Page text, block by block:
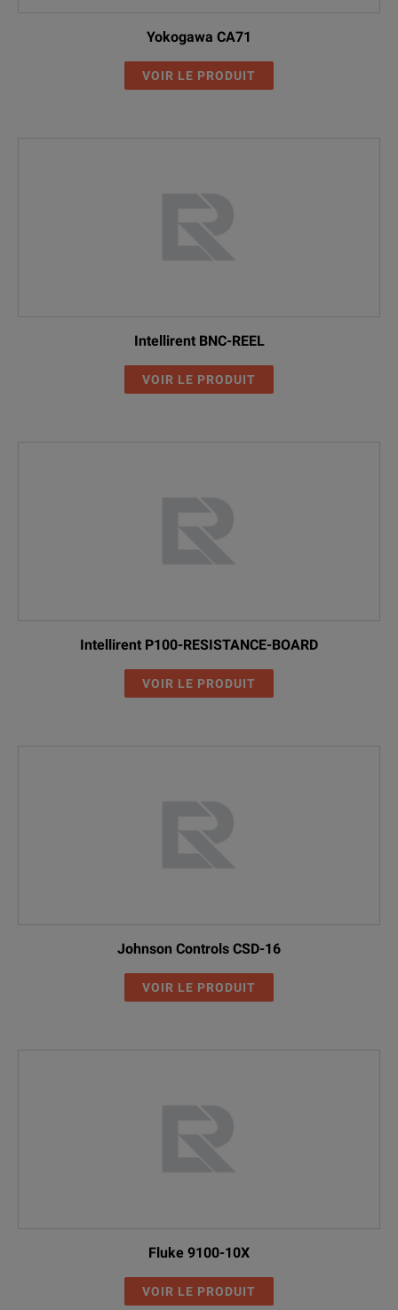
Yokogawa CA71
VOIR LE PRODUIT
Intellirent BNC-REEL
VOIR LE PRODUIT
Intellirent P100-RESISTANCE-BOARD
VOIR LE PRODUIT
Johnson Controls CSD-16
VOIR LE PRODUIT
Fluke 9100-10X
VOIR LE PRODUIT